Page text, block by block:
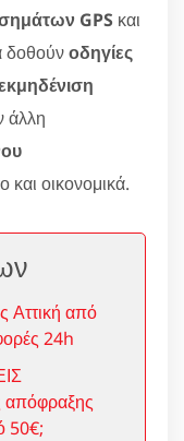
GPS και
δοθούνοδηγίες
άλλη
και οικονομικά.
Αττική από
24h
50€;